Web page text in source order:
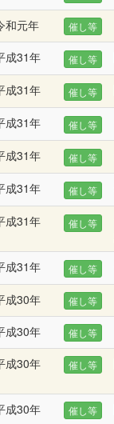
和元年
催し等
成31年
催し等
成31年 催し等
成31年 催し等
成31年 催し等
成31年 催し等
成31年 催し等
成31年
催し等
成30年 催し等
成30年
催し等
成30年
催し等
成30年
催し等